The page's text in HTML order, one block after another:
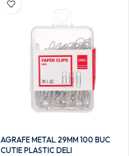
AGRAFE METAL 29MM 100 BUC
CUTIE PLASTIC DELI